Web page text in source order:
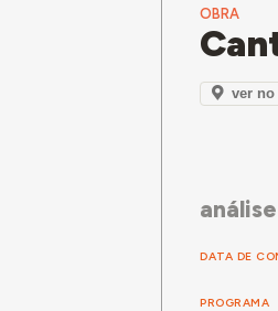
OBRA
ver no
análise
DATA DE
PROGRAMA